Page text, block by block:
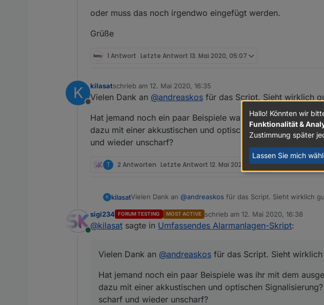
oder muss das noch irgendwo eingefügt werden.
Grüße
1 Antwort Letzte Antwort 13. Mai 2020, 05:07
K
Offline
kilasatschrieb am 12. Mai 2020, 16:35
zuletzt editiert von
Vielen Dank an @andreaskos für das Script. Sieht wirklich
Hat jemand noch ein paar Beispiele was ihr mit dem
dazu mit einer akkustischen und optischen Signalisierung?
und wieder unscharf?
T 2 Antworten Letzte Antwort 12. Mai 2020, 16:38
K kilasatVielen Dank an @andreaskos für das Script. Sieht
Hat jemand noch ein paar Beispiele was ihr mit dem
akkustischen und optischen Signalisierung? Wie genau
Online
sigi234 FORUM TESTING MOST ACTIVE schrieb am12. Mai 2020, 16:38
zuletzt editiert von
@kilasat sagte in Umfassendes Alarmanlagen-Skript:
Vielen Dank an @andreaskos für das Script. Sieht wirklich
Hat jemand noch ein paar Beispiele was ihr mit dem
dazu mit einer akkustischen und optischen
scharf und wieder unscharf?
Hallo! Könnten wir
Funktionalität &
Zustimmung später
Lassen Sie mich